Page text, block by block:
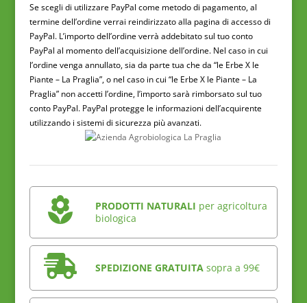
Se scegli di utilizzare PayPal come metodo di pagamento, al
termine dell’ordine verrai reindirizzato alla pagina di accesso di
PayPal. L’importo dell’ordine verrà addebitato sul tuo conto
PayPal al momento dell’acquisizione dell’ordine. Nel caso in cui
l’ordine venga annullato, sia da parte tua che da “le Erbe X le
Piante – La Praglia”, o nel caso in cui “le Erbe X le Piante – La
Praglia” non accetti l’ordine, l’importo sarà rimborsato sul tuo
conto PayPal. PayPal protegge le informazioni dell’acquirente
utilizzando i sistemi di sicurezza più avanzati.
PRODOTTI NATURALI per agricoltura
biologica
SPEDIZIONE GRATUITAsopra a 99€